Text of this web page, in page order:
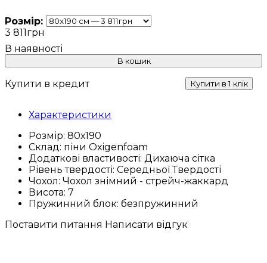
Розмір:
3 811грн
В кошик
Купити в кредит Купити в 1 клік
Характеристики
Розмір: 80х190
Склад: піни Oxigenfoam
Додаткові властивості: Дихаюча сітка
Рівень твердості: Середньої Твердості
Чохол: Чохол знімний - стрейч-жаккард
Висота: 7
Пружинний блок: безпружинний
Поставити питання Написати відгук